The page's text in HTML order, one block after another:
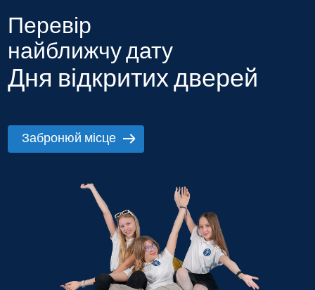
Перевір
найближчу дату
Дня відкритих дверей
Забронюй місце